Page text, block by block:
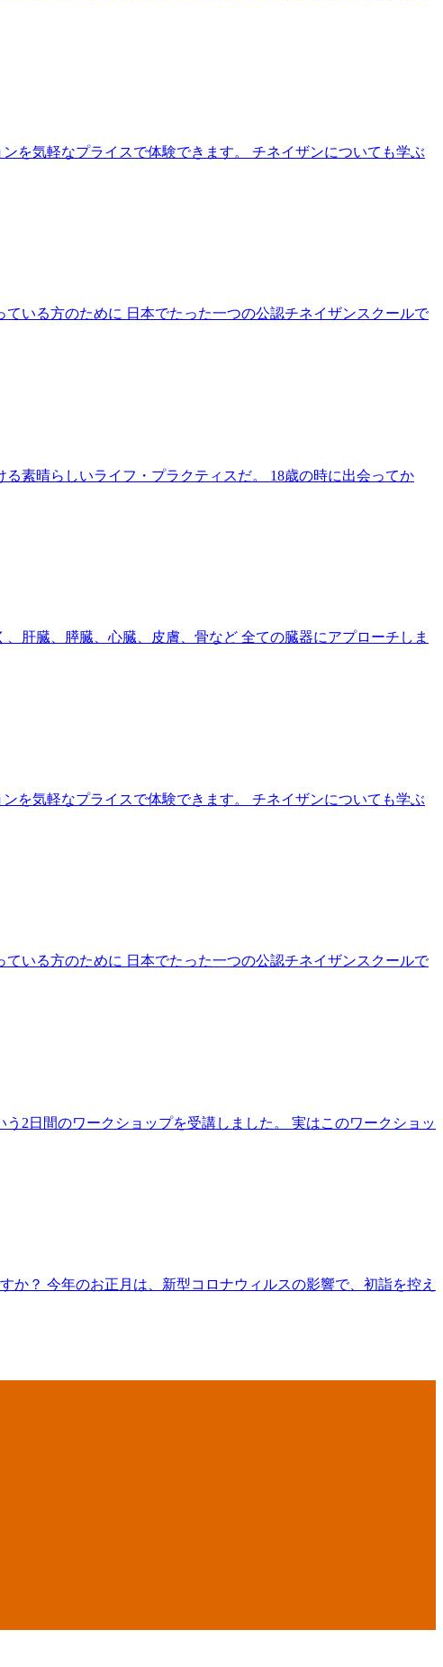
を気軽なプライスで体験できます。 チネイザンについても学ぶ
いる方のために 日本でたった一つの公認チネイザンスクールで
素晴らしいライフ・プラクティスだ。 18歳の時に出会ってか
肝臓、膵臓、心臓、皮膚、骨など 全ての臓器にアプローチしま
を気軽なプライスで体験できます。 チネイザンについても学ぶ
いる方のために 日本でたった一つの公認チネイザンスクールで
2日間のワークショップを受講しました。 実はこのワークショッ
か？ 今年のお正月は、新型コロナウィルスの影響で、初詣を控え